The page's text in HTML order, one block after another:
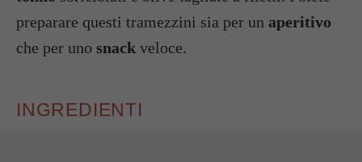
preparare questi tramezzini sia per un aperitivo
che per uno snack veloce.
INGREDIENTI